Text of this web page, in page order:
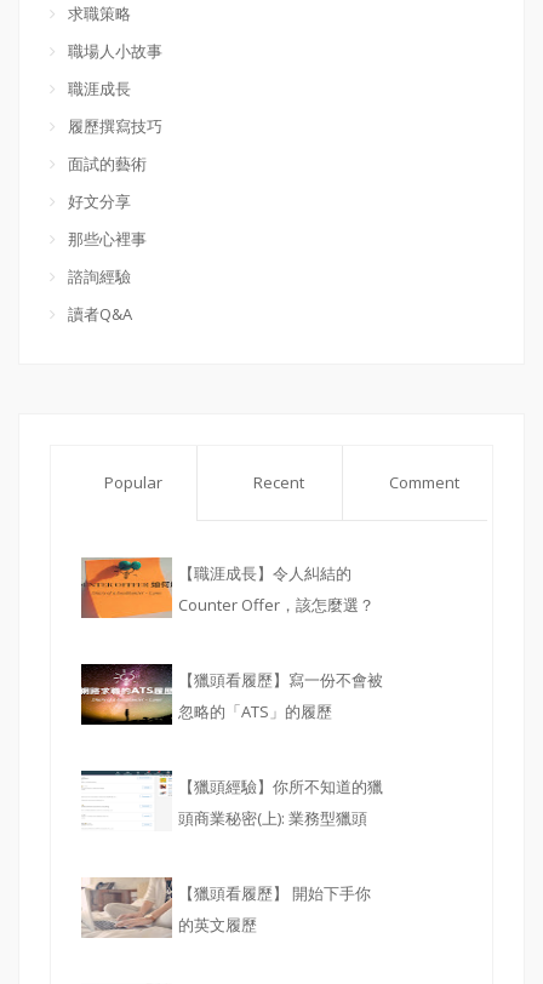
求職策略
職場人小故事
職涯成長
履歷撰寫技巧
面試的藝術
好文分享
那些心裡事
諮詢經驗
讀者Q&A
Popular Recent Comment
【職涯成長】令人糾結的
Counter Offer，該怎麼選？
【獵頭看履歷】寫一份不會被
忽略的「ATS」的履歷
【獵頭經驗】你所不知道的獵
頭商業秘密(上): 業務型獵頭
【獵頭看履歷】 開始下手你
的英文履歷